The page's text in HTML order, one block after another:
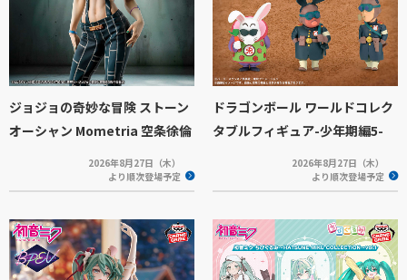
ジョジョの奇妙な冒険 ストーン
オーシャン Mometria 空条徐倫
2026年8月27日（木）
より順次登場予定
ドラゴンボール ワールドコレク
タブルフィギュア-少年期編5-
2026年8月27日（木）
より順次登場予定